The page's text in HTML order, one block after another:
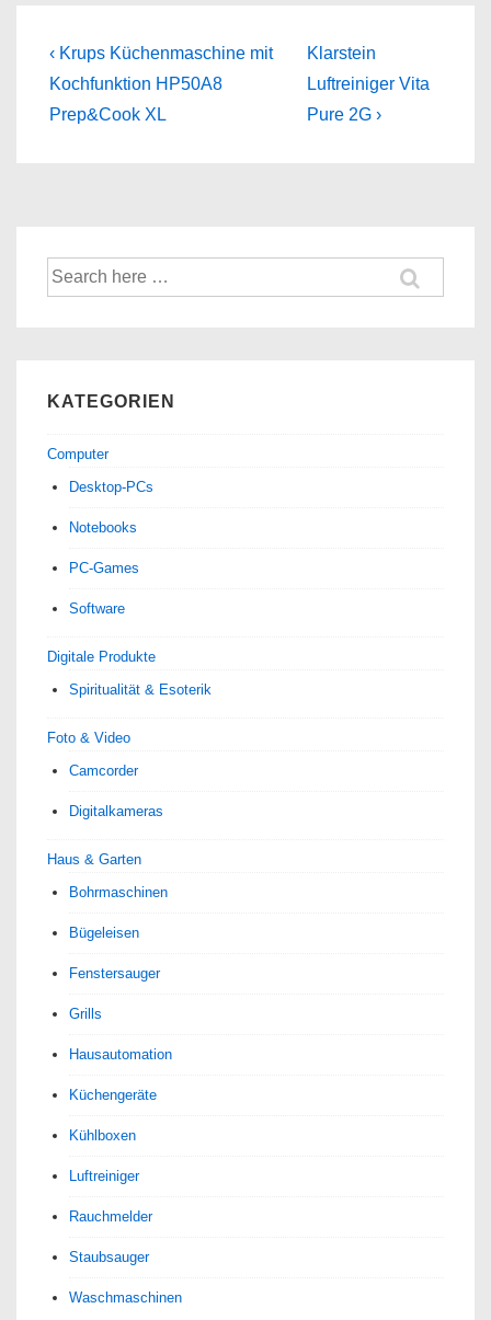
Beitragsnavigation
Previous
Post
is
‹ Krups Küchenmaschine mit
Kochfunktion HP50A8
Prep&Cook XL
Next
Post
is
Klarstein
Luftreiniger Vita
Pure 2G ›
Suche
nach:
KATEGORIEN
Computer
Desktop-PCs
Notebooks
PC-Games
Software
Digitale Produkte
Spiri­tua­lität & Esoterik
Foto & Video
Camcorder
Digitalkameras
Haus & Garten
Bohrmaschinen
Bügeleisen
Fenstersauger
Grills
Hausautomation
Küchengeräte
Kühlboxen
Luftreiniger
Rauchmelder
Staubsauger
Waschmaschinen